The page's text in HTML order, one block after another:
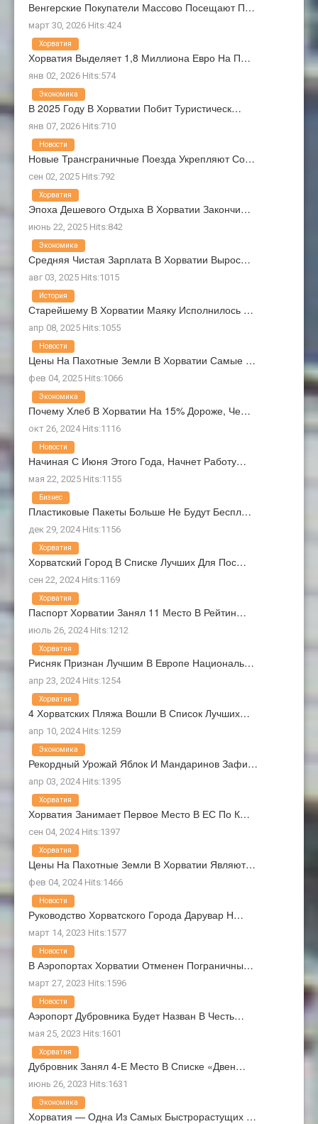
Венгерские Покупатели Массово Посещают П…
март 30, 2026 Hits:424
Хорватия Выделяет 1,8 Миллиона Евро На П…
янв 02, 2026 Hits:574
Хорватия
В 2025 Году В Хорватии Побит Туристическ…
янв 07, 2026 Hits:710
Экономика
Новые Трансграничные Поезда Укрепляют Со…
сен 02, 2025 Hits:792
Новости
Эпоха Дешевого Отдыха В Хорватии Закончи…
июнь 22, 2025 Hits:842
Хорватия
Средняя Чистая Зарплата В Хорватии Вырос…
авг 03, 2025 Hits:1015
Экономика
Старейшему В Хорватии Маяку Исполнилось …
апр 08, 2025 Hits:1055
История
Цены На Пахотные Земли В Хорватии Самые …
фев 04, 2025 Hits:1066
Новости
Почему Хлеб В Хорватии На 15% Дороже, Че…
окт 26, 2024 Hits:1116
Экономика
Начиная С Июня Этого Года, Начнет Работу…
мая 22, 2025 Hits:1155
Новости
Пластиковые Пакеты Больше Не Будут Беспл…
дек 29, 2024 Hits:1156
Бизнес
Хорватский Город В Списке Лучших Для Пос…
сен 22, 2024 Hits:1169
Хорватия
Паспорт Хорватии Занял 11 Место В Рейтин…
июль 26, 2024 Hits:1212
Хорватия
Рисняк Признан Лучшим В Европе Националь…
апр 23, 2024 Hits:1254
Хорватия
4 Хорватских Пляжа Вошли В Список Лучших…
апр 10, 2024 Hits:1259
Хорватия
Рекордный Урожай Яблок И Мандаринов Зафи…
апр 03, 2024 Hits:1395
Экономика
Хорватия Занимает Первое Место В ЕС По К…
сен 04, 2024 Hits:1397
Хорватия
Цены На Пахотные Земли В Хорватии Являют…
фев 04, 2024 Hits:1466
Хорватия
Руководство Хорватского Города Дарувар Н…
март 14, 2023 Hits:1577
Новости
В Аэропортах Хорватии Отменен Пограничны…
март 27, 2023 Hits:1596
Новости
Аэропорт Дубровника Будет Назван В Честь…
мая 25, 2023 Hits:1601
Новости
Дубровник Занял 4-Е Место В Списке «Двен…
июнь 26, 2023 Hits:1631
Хорватия
Хорватия — Одна Из Самых Быстрорастущих …
Экономика